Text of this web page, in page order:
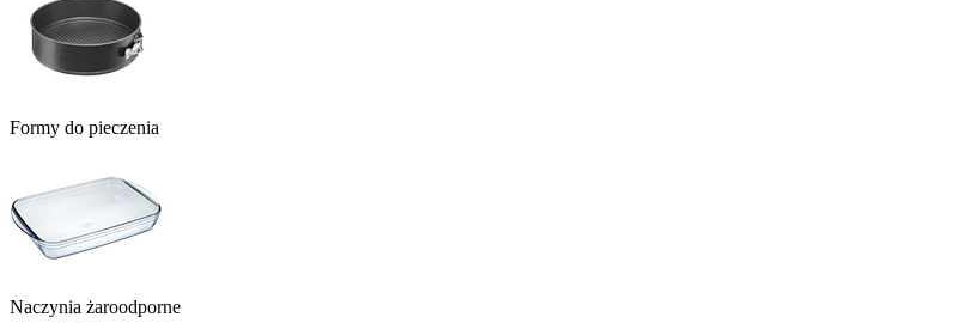
Formy do pieczenia
Naczynia żaroodporne